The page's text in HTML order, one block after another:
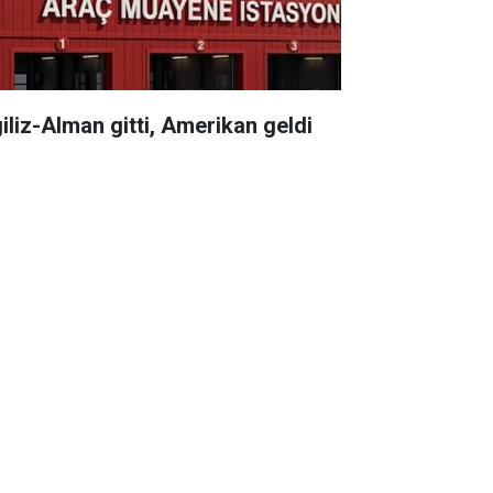
Alman gitti, Amerikan geldi